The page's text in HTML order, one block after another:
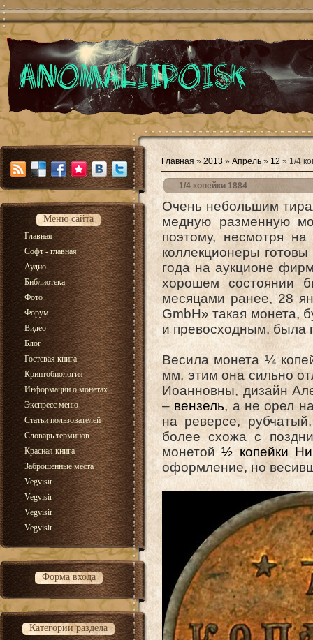
Меню сайта
Главная
Софт - главная
Аудио
Библиотека
Фото
Форум
Видео
Блог
Гостевая книга
Криптобиология
Информации о монетах
Экспресс меню
Статьи пользователей
Словарь терминов
Красная книга
Заброшенные места
Vegvisir
Vegvisir
Vegvisir
Vegvisir
Форма входа
Категории раздела
Главная » 2013 » Апрель » 12 » 1/4
1/4 копейки 1884
Очень небольшим
медную разменную
поэтому, несмотря
коллекционеры
года на аукционе
хорошем состоянии
месяцами ранее, 28
GmbH» такая монета,
и превосходным, была
Весила монета ¼
мм, этим она сильно
Иоанновны, дизайн
– вензель, а не орел
на реверсе,
более схожа с
монетой½ копейки
оформление, но